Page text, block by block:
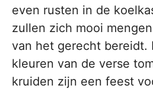
even rusten in de
zullen zich mooi
van het gerecht bereidt.
kleuren van de verse
kruiden zijn een feest